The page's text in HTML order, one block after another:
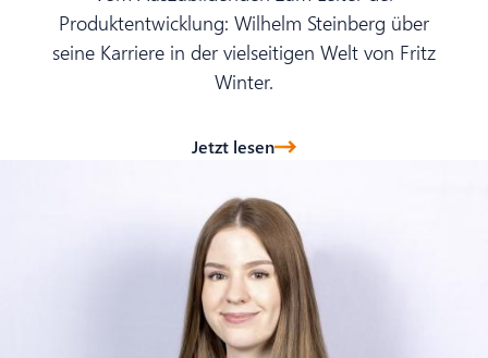
Produktentwicklung: Wilhelm Steinberg über
seine Karriere in der vielseitigen Welt von Fritz
Winter.
Jetzt lesen